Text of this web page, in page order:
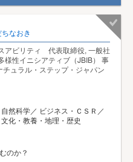
ちなおき
アビリティ 代表取締役, 一般社
様性イニシアティブ（JBIB） 事
チュラル・ステップ・ジャパン
然科学／ ビジネス・ＣＳＲ／
化・教養・地理・歴史
のか？